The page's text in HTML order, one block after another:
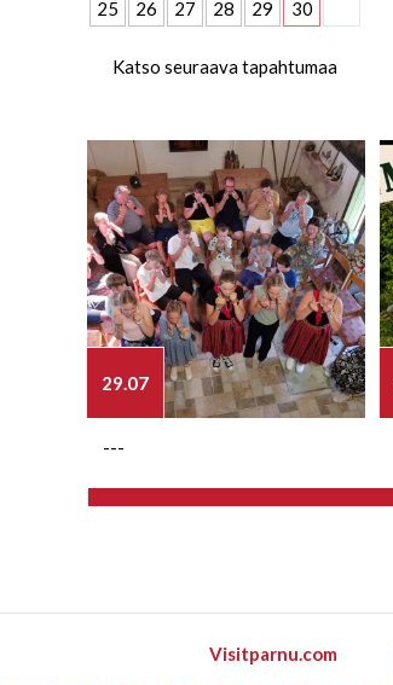
25
26 27 28 29 30
Katso seuraava tapahtumaa
29.07
---
Visitparnu.com